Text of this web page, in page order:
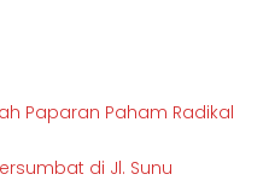
Paparan Paham Radikal
di Jl. Sunu